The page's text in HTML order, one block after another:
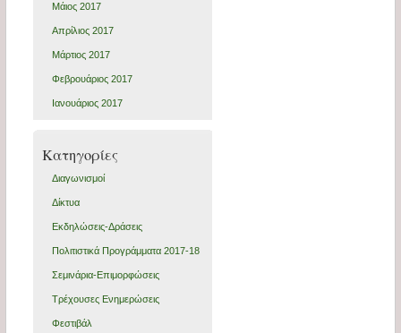
Μάιος 2017
Απρίλιος 2017
Μάρτιος 2017
Φεβρουάριος 2017
Ιανουάριος 2017
Kατηγορίες
Διαγωνισμοί
Δίκτυα
Εκδηλώσεις-Δράσεις
Πολιτιστικά Προγράμματα 2017-18
Σεμινάρια-Επιμορφώσεις
Τρέχουσες Ενημερώσεις
Φεστιβάλ